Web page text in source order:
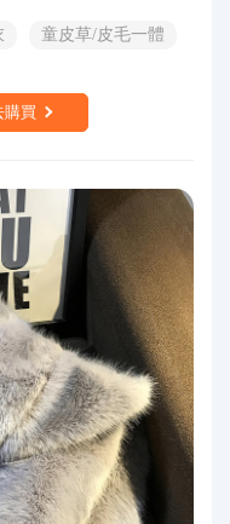
童皮草/皮毛一體
購買